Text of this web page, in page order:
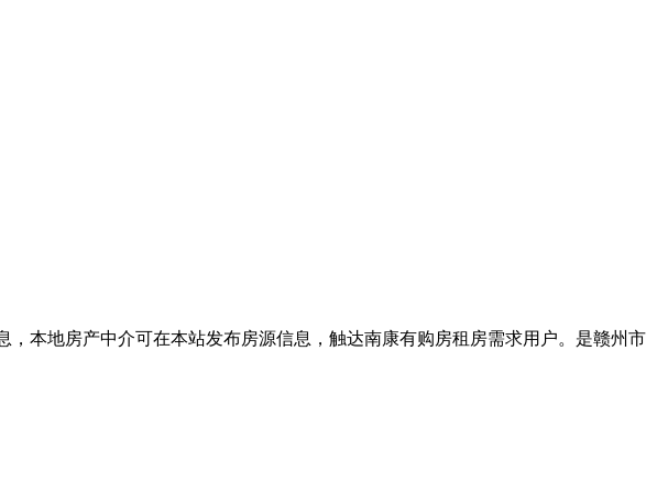
本地房产中介可在本站发布房源信息，触达南康有购房租房需求用户。是赣州市